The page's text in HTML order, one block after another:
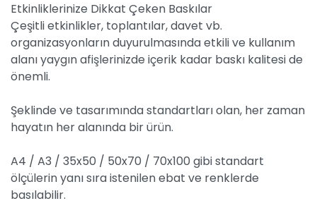
Etkinliklerinize Dikkat Çeken Baskılar
Çeşitli etkinlikler, toplantılar, davet vb.
organizasyonların duyurulmasında etkili ve kullanım
alanı yaygın afişlerinizde içerik kadar baskı kalitesi de
önemli.
Şeklinde ve tasarımında standartları olan, her zaman
hayatın her alanında bir ürün.
A4 / A3 / 35x50 / 50x70 / 70x100 gibi standart
ölçülerin yanı sıra istenilen ebat ve renklerde
basılabilir.